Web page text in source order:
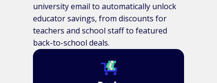
university email to automatically unlock
educator savings, from discounts for
teachers and school staff to featured
back-to-school deals.